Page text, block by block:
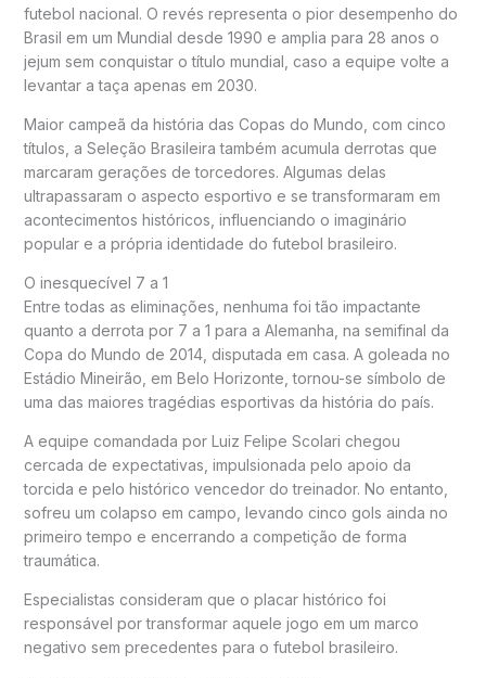
futebol nacional. O revés representa o pior desempenho do
Brasil em um Mundial desde 1990 e amplia para 28 anos o
jejum sem conquistar o título mundial, caso a equipe volte a
levantar a taça apenas em 2030.
Maior campeã da história das Copas do Mundo, com cinco
títulos, a Seleção Brasileira também acumula derrotas que
marcaram gerações de torcedores. Algumas delas
ultrapassaram o aspecto esportivo e se transformaram em
acontecimentos históricos, influenciando o imaginário
popular e a própria identidade do futebol brasileiro.
O inesquecível 7 a 1
Entre todas as eliminações, nenhuma foi tão impactante
quanto a derrota por 7 a 1 para a Alemanha, na semifinal da
Copa do Mundo de 2014, disputada em casa. A goleada no
Estádio Mineirão, em Belo Horizonte, tornou-se símbolo de
uma das maiores tragédias esportivas da história do país.
A equipe comandada por Luiz Felipe Scolari chegou
cercada de expectativas, impulsionada pelo apoio da
torcida e pelo histórico vencedor do treinador. No entanto,
sofreu um colapso em campo, levando cinco gols ainda no
primeiro tempo e encerrando a competição de forma
traumática.
Especialistas consideram que o placar histórico foi
responsável por transformar aquele jogo em um marco
negativo sem precedentes para o futebol brasileiro.